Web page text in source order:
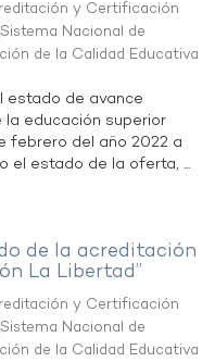
y Certificación
Sistema Nacional de
de la Calidad Educativa
estado de avance
educación superior
febrero del año 2022 a
el estado de la oferta, ...
de la acreditación
La Libertad”
y Certificación
Sistema Nacional de
de la Calidad Educativa